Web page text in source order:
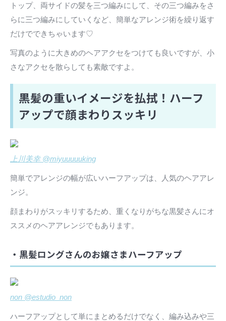
トップ、両サイドの髪を三つ編みにして、その三つ編みをさ
らに三つ編みにしていくなど、簡単なアレンジ術を繰り返す
だけでできちゃいます♡
写真のように大きめのヘアアクセをつけても良いですが、小
さなアクセを散らしても素敵ですよ。
黒髪の重いイメージを払拭！ハーフ
アップで顔まわりスッキリ
上川美幸 @miyuuuuuking
簡単でアレンジの幅が広いハーフアップは、人気のヘアアレ
ンジ。
顔まわりがスッキリするため、重くなりがちな黒髪さんにオ
ススメのヘアアレンジでもあります。
・黒髪ロングさんのお嬢さまハーフアップ
non @estudio_non
ハーフアップとして単にまとめるだけでなく、編み込みや三